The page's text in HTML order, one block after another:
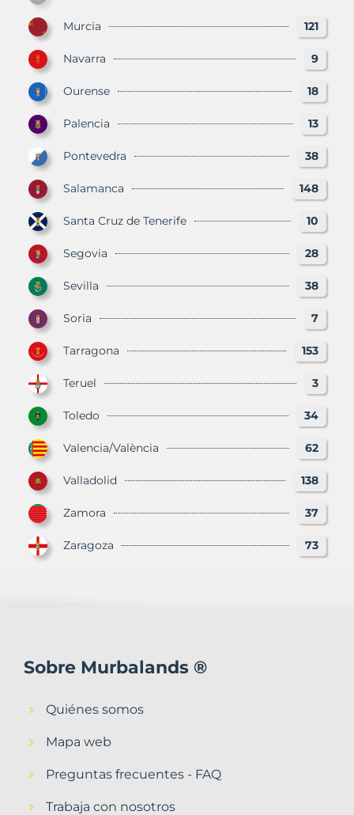
Murcia 121
Navarra 9
Ourense 18
Palencia 13
Pontevedra 38
Salamanca 148
Santa Cruz de Tenerife 10
Segovia 28
Sevilla 38
Soria 7
Tarragona 153
Teruel 3
Toledo 34
Valencia/València 62
Valladolid 138
Zamora 37
Zaragoza 73
Sobre Murbalands ®
Quiénes somos
Mapa web
Preguntas frecuentes - FAQ
Trabaja con nosotros